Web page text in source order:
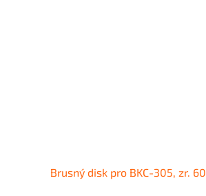
Brusný disk pro BKC-305, zr.